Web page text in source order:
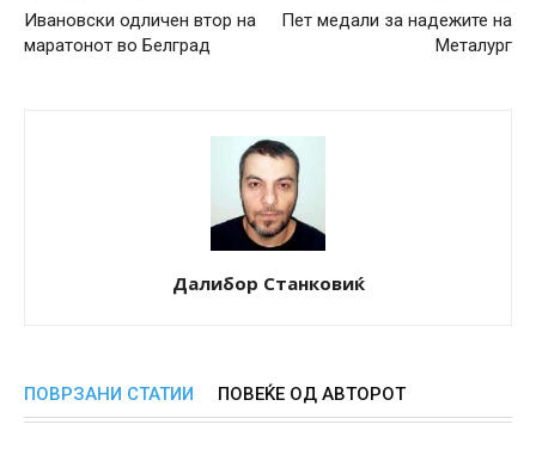
Ивановски одличен втор на
маратонот во Белград
Пет медали за надежите на
Металург
Далибор Станковиќ
ПОВРЗАНИ СТАТИИ ПОВЕЌЕ ОД АВТОРОТ